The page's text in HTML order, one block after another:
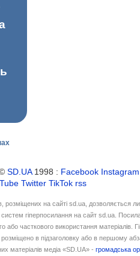
SD.UA1998 : Facebook Instagram
Twitter TikTok rss
розміщених на сайті sd.ua, дозволяється
систем гіперпосилання на сайт sd.ua.
або часткового використання матеріалів.
в підзаголовку або в першому
матеріалів медіа «SD.UA» -громадська